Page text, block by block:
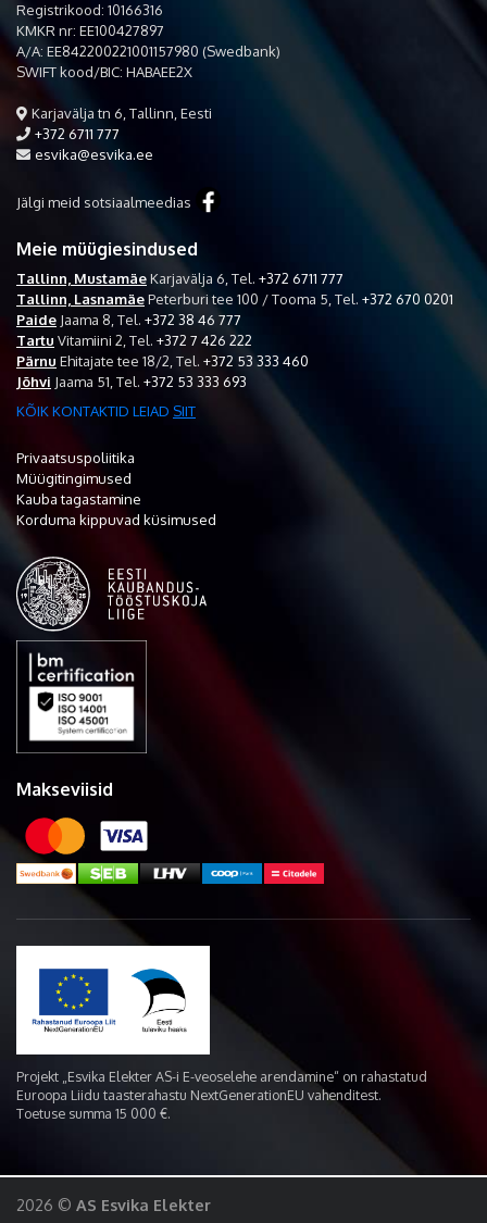
Registrikood: 10166316
KMKR nr: EE100427897
A/A: EE842200221001157980 (Swedbank)
SWIFT kood/BIC: HABAEE2X
Karjavälja tn 6, Tallinn, Eesti
+372 6711 777
esvika@esvika.ee
Jälgi meid sotsiaalmeedias
Meie müügiesindused
Tallinn, MustamäeKarjavälja 6, Tel. +372 6711 777
Tallinn, LasnamäePeterburi tee 100 / Tooma 5, Tel. +372 670 0201
Paide Jaama 8, Tel. +372 38 46 777
Tartu Vitamiini 2, Tel. +372 7 426 222
Pärnu Ehitajate tee 18/2, Tel. +372 53 333 460
Jõhvi Jaama 51, Tel. +372 53 333 693
KÕIK KONTAKTID LEIAD SIIT
Privaatsuspoliitika
Müügitingimused
Kauba tagastamine
Korduma kippuvad küsimused
Makseviisid
Projekt „Esvika Elekter AS-i E-veoselehe arendamine“ on rahastatud
Euroopa Liidu taasterahastu NextGenerationEU vahenditest.
Toetuse summa 15 000 €.
2026 © AS Esvika Elekter